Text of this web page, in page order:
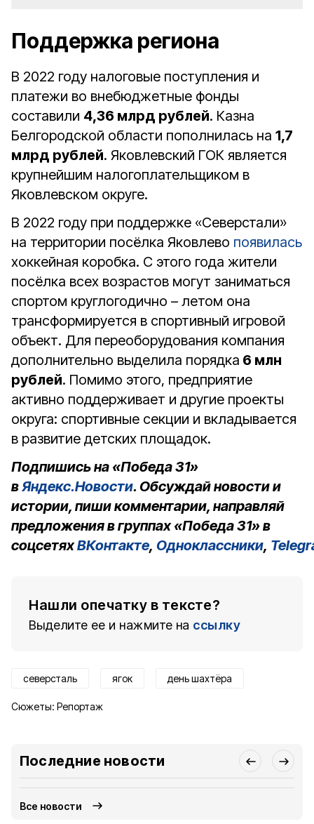
Поддержка региона
В 2022 году налоговые поступления и
платежи во внебюджетные фонды
составили 4,36 млрд рублей. Казна
Белгородской области пополнилась на 1,7
млрд рублей. Яковлевский ГОК является
крупнейшим налогоплательщиком в
Яковлевском округе.
В 2022 году при поддержке «Северстали»
на территории посёлка Яковлево появилась
хоккейная коробка. С этого года жители
посёлка всех возрастов могут заниматься
спортом круглогодично – летом она
трансформируется в спортивный игровой
объект. Для переоборудования компания
дополнительно выделила порядка 6 млн
рублей. Помимо этого, предприятие
активно поддерживает и другие проекты
округа: спортивные секции и вкладывается
в развитие детских площадок.
Подпишись на «Победа 31»
вЯндекс.Новости. Обсуждай новости и
истории, пиши комментарии, направляй
предложения в группах «Победа 31» в
соцсетяхВКонтакте, Одноклассники,
Нашли опечатку в тексте?
Выделите ее и нажмите на ссылку
северсталь ягок день шахтёра
Сюжеты: Репортаж
Последние новости
Все новости